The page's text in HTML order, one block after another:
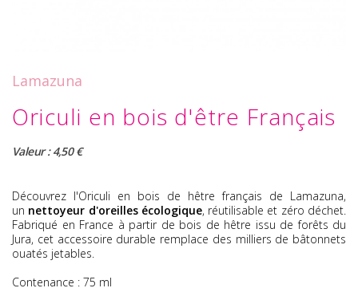
Lamazuna
Oriculi en bois d'être Français
Valeur : 4,50 €
Découvrez l'Oriculi en bois de hêtre français de Lamazuna,
un nettoyeur d'oreilles écologique, réutilisable et zéro déchet.
Fabriqué en France à partir de bois de hêtre issu de forêts du
Jura, cet accessoire durable remplace des milliers de bâtonnets
ouatés jetables.
Contenance : 75 ml